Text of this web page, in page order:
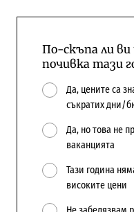
По-скъпа ли
почивка тази
Да, цените са
съкратих дни/
Да, но това не
ваканцията
Тази година
високите цени